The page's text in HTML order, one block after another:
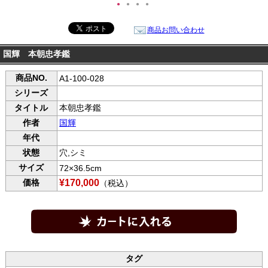
● ● ● ●
商品お問い合わせ
国輝 本朝忠孝鑑
商品NO.
A1-100-028
シリーズ
タイトル
本朝忠孝鑑
作者
国輝
年代
状態
穴,シミ
サイズ
72×36.5cm
価格
¥170,000（税込）
タグ